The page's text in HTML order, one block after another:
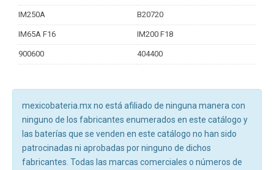
IM250A B20720
IM65A F16 IM200 F18
900600 404400
mexicobateria.mx no está afiliado de ninguna manera con
ninguno de los fabricantes enumerados en este catálogo y
las baterías que se venden en este catálogo no han sido
patrocinadas ni aprobadas por ninguno de dichos
fabricantes. Todas las marcas comerciales o números de